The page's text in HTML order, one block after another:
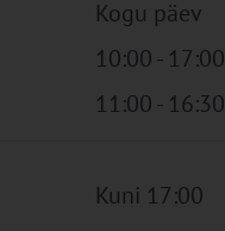
Kogu päev
10:00- 17:00
11:00- 16:30
Kuni 17:00